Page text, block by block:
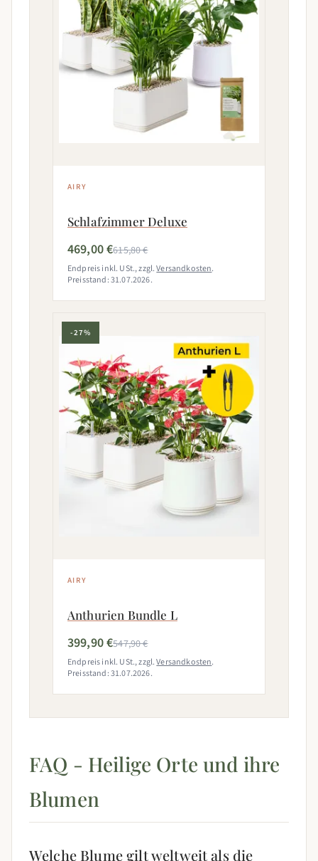
AIRY
Schlafzimmer Deluxe
469,00 €615,80 €
Endpreis inkl. USt., zzgl.Versandkosten.
Preisstand: 31.07.2026.
-27%
AIRY
Anthurien Bundle L
399,90 €547,90 €
Endpreis inkl. USt., zzgl.Versandkosten.
Preisstand: 31.07.2026.
FAQ - Heilige Orte und ihre
Blumen
Welche Blume gilt weltweit als die